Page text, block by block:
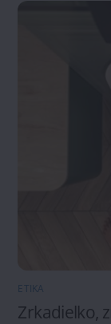
ETIKA
Zrkadielko,